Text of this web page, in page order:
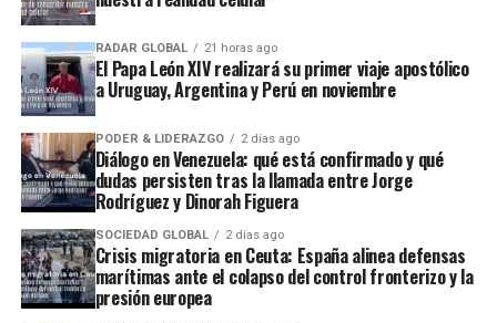
RADAR GLOBAL 21 horas ago
El Papa León XIV realizará su primer viaje apostólico
a Uruguay, Argentina y Perú en noviembre
PODER & LIDERAZGO 2 días ago
Diálogo en Venezuela: qué está confirmado y qué
dudas persisten tras la llamada entre Jorge
Rodríguez y Dinorah Figuera
SOCIEDAD GLOBAL 2 días ago
Crisis migratoria en Ceuta: España alinea defensas
marítimas ante el colapso del control fronterizo y la
presión europea